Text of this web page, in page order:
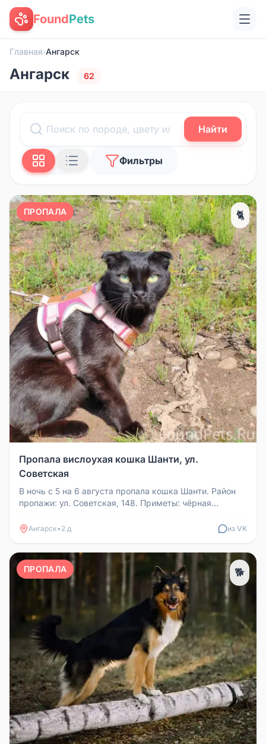
FoundPets
Главная›Ангарск
Ангарск 62
Найти
Фильтры
ПРОПАЛА 🐈
Пропала вислоухая кошка Шанти, ул.
Советская
В ночь с 5 на 6 августа пропала кошка Шанти. Район
пропажи: ул. Советская, 148. Приметы: чёрная
Ангарск• 2 д из VK
ПРОПАЛА 🐕